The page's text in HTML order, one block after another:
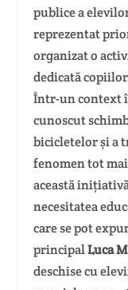
publice a
reprezentat
organizat o
dedicată
Într-un context
cunoscut
bicicletelor și a
fenomen tot
această
necesitatea
care se pot
principalLuca
deschise cu